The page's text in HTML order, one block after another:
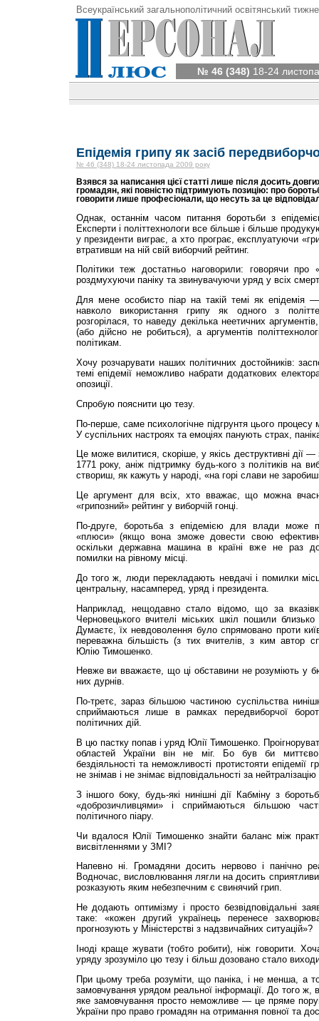
Всеукраїнський загальнополітичний освітянський
№ 46 (348) 18-24
Епідемія грипу як засіб
№ 46 (348) 18-24 листопада 2009 року
Взявся за написання цієї статті лише після досить
громадян, які повністю підтримують позицію: про
говорити лише професіонали, що несуть за це
Однак, останнім часом питання боротьби з
Експерти і політтехнологи все більше і більше
у президенти виграє, а хто програє, експлуатуючи
втративши на ній свій виборчий рейтинг.
Політики теж достатньо наговорили: говорячи
роздмухуючи паніку та звинувачуючи уряд у всіх
Для мене особисто піар на такій темі як епідемія
навколо використання грипу як одного з
розгорілася, то наведу декілька неетичних
(або дійсно не робиться), а аргументів
політикам.
Хочу розчарувати наших політичних достойників:
темі епідемії неможливо набрати додаткових
опозиції.
Спробую пояснити цю тезу.
По-перше, саме психологічне підгрунтя цього процесу
У суспільних настроях та емоціях панують страх,
Це може вилитися, скоріше, у якісь деструктивні дії
1771 року, аніж підтримку будь-кого з політиків на
створиш, як кажуть у народі, «на горі слави не
Це аргумент для всіх, хто вважає, що можна
«грипозний» рейтинг у виборчій гонці.
По-друге, боротьба з епідемією для влади може
«плюси» (якщо вона зможе довести свою
оскільки державна машина в країні вже не раз
помилки на рівному місці.
До того ж, люди перекладають невдачі і помилки
центральну, насамперед, уряд і президента.
Наприклад, нещодавно стало відомо, що за
Черновецького вчителі міських шкіл пошили
Думаєтє, їх невдоволення було спрямовано проти
переважна більшість (з тих вчителів, з ким автор
Юлію Тимошенко.
Невже ви вважаєте, що ці обставини не розуміють у
них дурнів.
По-третє, зараз більшою частиною суспільства
сприймаються лише в рамках передвиборчої
політичних дій.
В цю пастку попав і уряд Юлії Тимошенко.
областей України він не міг. Бо був би
бездіяльності та неможливості протистояти епідемії
не знімав і не знімає відповідальності за нейтралізацію
З іншого боку, будь-які нинішні дії Кабміну з
«доброзичливцями» і сприймаються більшою
політичного піару.
Чи вдалося Юлії Тимошенко знайти баланс між
висвітленнями у ЗМІ?
Напевно ні. Громадяни досить нервово і панічно
Водночас, висловлювання лягли на досить
розказують яким небезпечним є свинячий грип.
Не додають оптимізму і просто безвідповідальні
таке: «кожен другий українець перенесе
прогнозують у Міністерстві з надзвичайних ситуацій»?
Іноді краще жувати (тобто робити), ніж говорити.
уряду зрозуміло цю тезу і більш дозовано стало
При цьому треба розуміти, що паніка, і не менша, а
замовчування урядом реальної інформації. До того ж,
яке замовчування просто неможливе — це пряме
України про право громадян на отримання повної та